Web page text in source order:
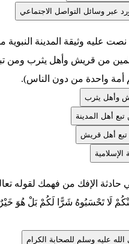
عبر وسائل التواصل الاجتماعي
عليه وثيقة المدينة النبوية من
من قريش وأهل يثرب ومن
أمة واحدة من دون الناس).
وأهل يثرب
أهل المدينة
أهل قريش
حادثة الإفك من فهمك لقوله
لَا تَحْسَبُوهُ شَرًّا لَكُمْ بَلْ هُوَ
عليه وسلم للصحابة الكرام